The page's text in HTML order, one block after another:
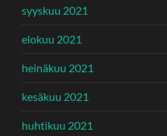
syyskuu 2021
elokuu 2021
heinäkuu 2021
kesäkuu 2021
huhtikuu 2021